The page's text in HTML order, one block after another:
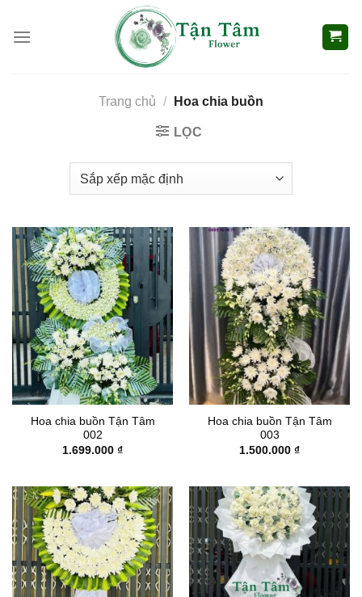
Trang chủ / Hoa chia buồn
LỌC
Hoa chia buồn Tận Tâm
002
1.699.000 ₫
Hoa chia buồn Tận Tâm
003
1.500.000 ₫